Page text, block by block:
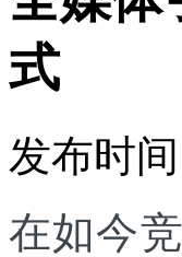
式
发布时
在如今